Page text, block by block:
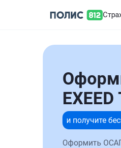
и получите
Оформить